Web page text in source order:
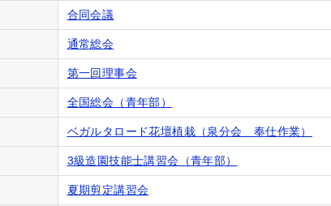
合同会議
通常総会
第一回理事会
全国総会（青年部）
ベガルタロード花壇植栽（泉分会 奉仕作業）
3級造園技能士講習会（青年部）
夏期剪定講習会